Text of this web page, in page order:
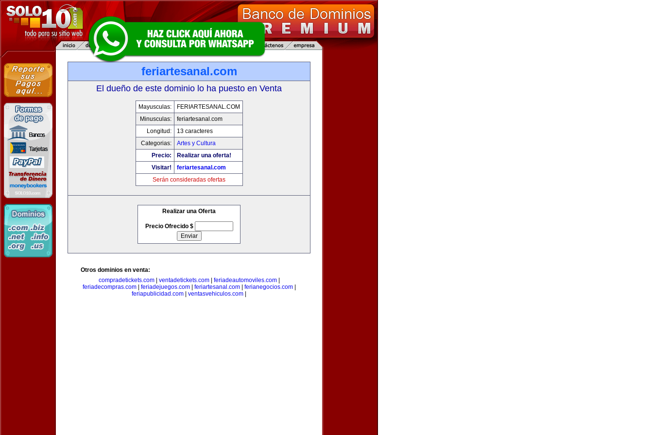
feriartesanal.com
El dueño de este dominio lo ha puesto en Venta
Mayusculas:
FERIARTESANAL.COM
Minusculas:
feriartesanal.com
Longitud:
13 caracteres
Categorias:
Artes y Cultura
Precio:
Realizar una oferta!
Visitar!
feriartesanal.com
Serán consideradas ofertas
Realizar una Oferta
Precio Ofrecido $
Otros dominios en venta:
compradetickets.com| ventadetickets.com| feriadeautomoviles.com|
feriadecompras.com| feriadejuegos.com| feriartesanal.com| ferianegocios.com|
feriapublicidad.com
ventasvehiculos.com